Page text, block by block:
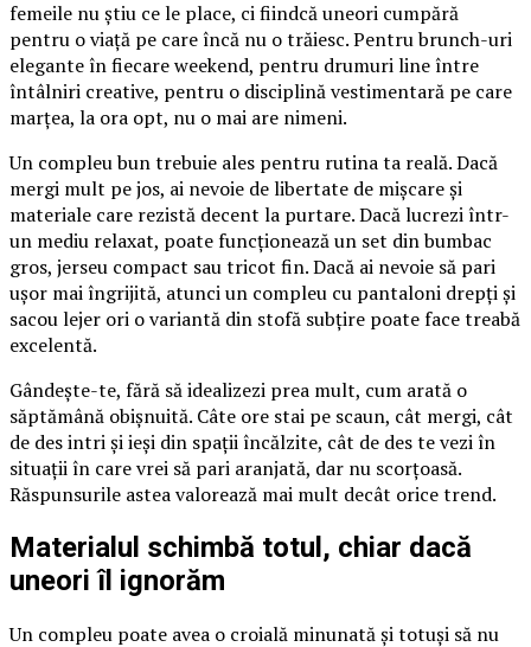
femeile nu știu ce le place, ci fiindcă uneori cumpără
pentru o viață pe care încă nu o trăiesc. Pentru brunch-uri
elegante în fiecare weekend, pentru drumuri line între
întâlniri creative, pentru o disciplină vestimentară pe care
marțea, la ora opt, nu o mai are nimeni.
Un compleu bun trebuie ales pentru rutina ta reală. Dacă
mergi mult pe jos, ai nevoie de libertate de mișcare și
materiale care rezistă decent la purtare. Dacă lucrezi într-
un mediu relaxat, poate funcționează un set din bumbac
gros, jerseu compact sau tricot fin. Dacă ai nevoie să pari
ușor mai îngrijită, atunci un compleu cu pantaloni drepți și
sacou lejer ori o variantă din stofă subțire poate face treabă
excelentă.
Gândește-te, fără să idealizezi prea mult, cum arată o
săptămână obișnuită. Câte ore stai pe scaun, cât mergi, cât
de des intri și ieși din spații încălzite, cât de des te vezi în
situații în care vrei să pari aranjată, dar nu scorțoasă.
Răspunsurile astea valorează mai mult decât orice trend.
Materialul schimbă totul, chiar dacă
uneori îl ignorăm
Un compleu poate avea o croială minunată și totuși să nu